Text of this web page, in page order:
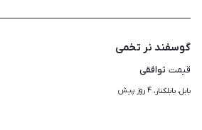
گوسفند نر تخمی
قیمت توافقی
بابل، بابلکنار، ۴ روز پیش